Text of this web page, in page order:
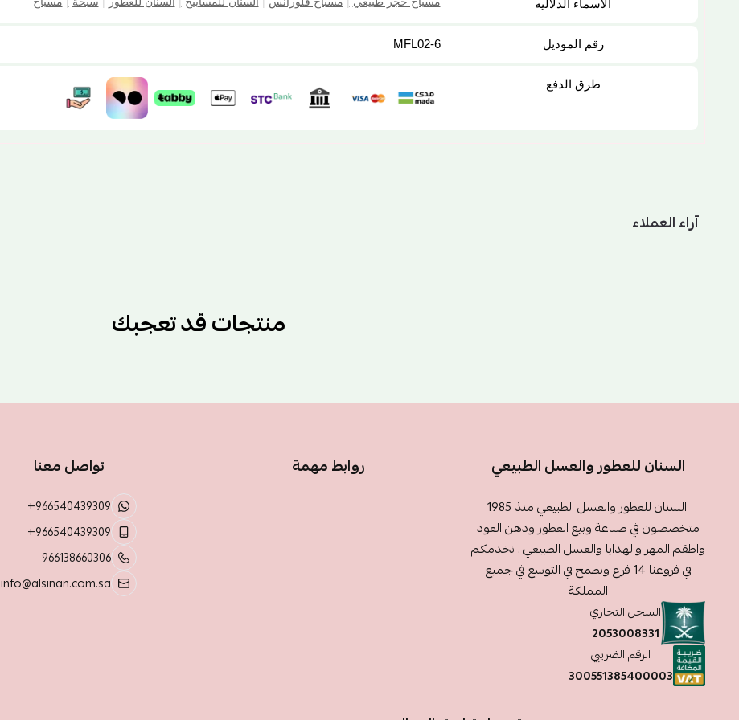
الاسماء الدلاليه
رقم الموديل MFL02-6
طرق الدفع
آراء العملاء
منتجات قد تعجبك
السنان للعطور والعسل الطبيعي
السنان للعطور والعسل الطبيعي منذ 1985
متخصصون في صناعة وبيع العطور ودهن العود
واطقم المهر والهدايا والعسل الطبيعي . نخدمكم
في فروعنا 14 فرع ونطمح في التوسع في جميع
المملكة
السجل التجاري
2053008331
الرقم الضريبي
300551385400003
روابط مهمة تواصل معنا
+966540439309
+966540439309
966138660306
info@alsinan.com.sa